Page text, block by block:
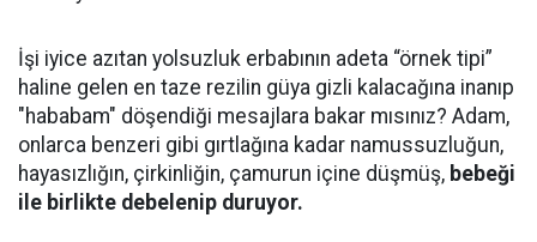
İşi iyice azıtan yolsuzluk erbabının adeta “örnek tipi”
haline gelen en taze rezilin güya gizli kalacağına inanıp
"hababam" döşendiği mesajlara bakar mısınız? Adam,
onlarca benzeri gibi gırtlağına kadar namussuzluğun,
hayasızlığın, çirkinliğin, çamurun içine düşmüş, bebeği
ile birlikte debelenip duruyor.